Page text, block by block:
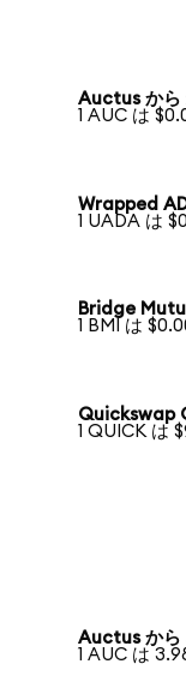
Auctus から
1 AUC は
Wrapped
1 UADA は
Bridge
1 BMI は
Quickswap
1 QUICK は
Auctus か
1 AUC は